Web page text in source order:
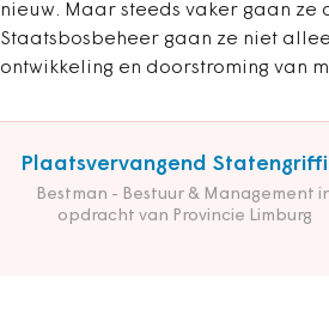
nieuw. Maar steeds vaker gaan ze
Staatsbosbeheer gaan ze niet
ontwikkeling en doorstroming van
Plaatsvervangend
Bestman - Bestuur & Management
opdracht van Provincie Limburg